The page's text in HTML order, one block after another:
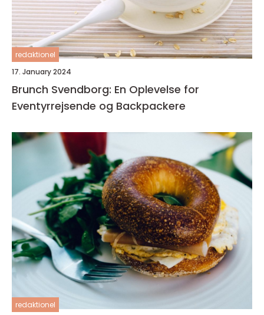
redaktionel
17. January 2024
Brunch Svendborg: En Oplevelse for
Eventyrrejsende og Backpackere
redaktionel